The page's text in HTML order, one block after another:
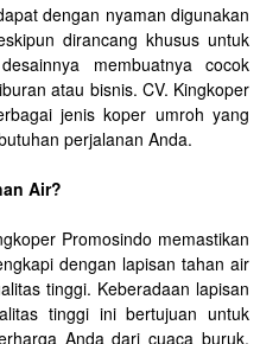
dengan nyaman digunakan
dirancang khusus untuk
membuatnya cocok
atau bisnis. CV. Kingkoper
jenis koper umroh yang
perjalanan Anda.
Air?
Promosindo memastikan
dengan lapisan tahan air
tinggi. Keberadaan lapisan
tinggi ini bertujuan untuk
Anda dari cuaca buruk,